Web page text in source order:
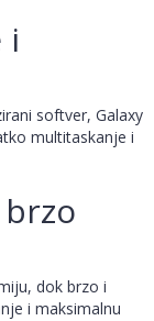
i
softver, Galaxy
multitaskanje i
dok brzo i
i maksimalnu